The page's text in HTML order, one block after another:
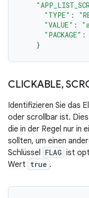
"TYPE" :
"VALUE" :
"PACKAGE" :
}
CLICKABLE,
Identifizieren Sie das
oder scrollbar ist.
die in der Regel nur in
sollten, um einen
Schlüssel FLAG ist
Wert true .